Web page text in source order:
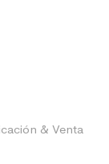
& Venta